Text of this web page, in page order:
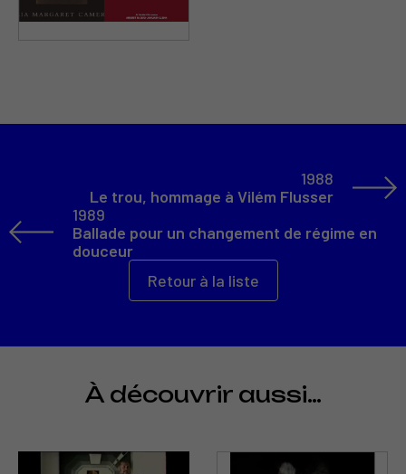
1989
Ballade pour un changement de régime en
douceur
Retour à la liste
1988
Le trou, hommage à Vilém Flusser
À découvrir aussi…